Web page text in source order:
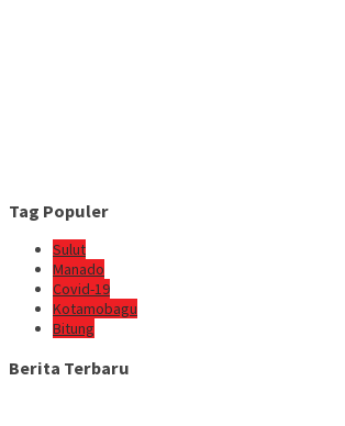
Tag Populer
Sulut
Manado
Covid-19
Kotamobagu
Bitung
Berita Terbaru